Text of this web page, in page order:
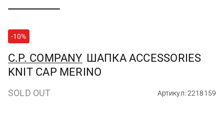
-10%
C.P. COMPANY ШАПКА ACCESSORIES
KNIT CAP MERINO
SOLD OUT Артикул: 2218159